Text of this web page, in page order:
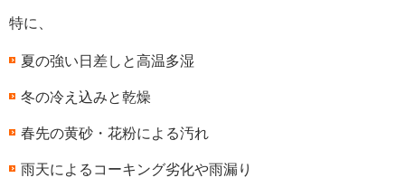
特に、
夏の強い日差しと高温多湿
冬の冷え込みと乾燥
春先の黄砂・花粉による汚れ
雨天によるコーキング劣化や雨漏り